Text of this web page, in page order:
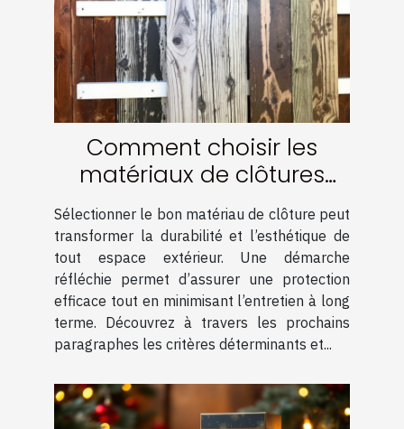
Comment choisir les
matériaux de clôtures
pour une durabilité
optimale ?
Sélectionner le bon matériau de clôture peut
transformer la durabilité et l’esthétique de
tout espace extérieur. Une démarche
réfléchie permet d’assurer une protection
efficace tout en minimisant l’entretien à long
terme. Découvrez à travers les prochains
paragraphes les critères déterminants et...